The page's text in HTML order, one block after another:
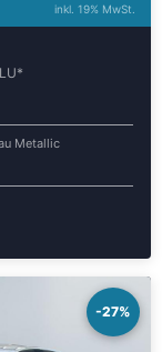
inkl. 19% MwSt.
Metallic
-27%